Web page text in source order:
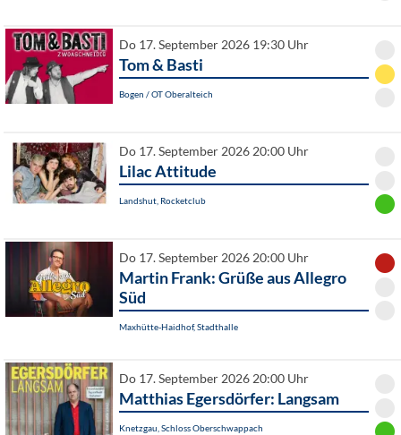
Do 17. September 2026 19:30 Uhr
Tom & Basti
Bogen / OT Oberalteich
Do 17. September 2026 20:00 Uhr
Lilac Attitude
Landshut, Rocketclub
Do 17. September 2026 20:00 Uhr
Martin Frank: Grüße aus Allegro
Süd
Maxhütte-Haidhof, Stadthalle
Do 17. September 2026 20:00 Uhr
Matthias Egersdörfer: Langsam
Knetzgau, Schloss Oberschwappach